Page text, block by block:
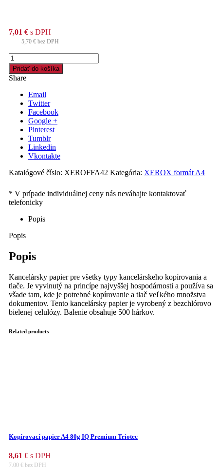
7,01 € s DPH
5,70 € bez DPH
množstvo
Xerografický
papier
A4
Office
Pridať do košíka
Share
Email
Twitter
Facebook
Google +
Pinterest
Tumblr
Linkedin
Vkontakte
Katalógové číslo: XEROFFA42 Kategória: XEROX formát A4
Popis
Popis
Popis
Kancelársky papier pre všetky typy kancelárskeho kopírovania a
tlače. Je vyvinutý na princípe najvyššej hospodárnosti a používa sa
všade tam, kde je potrebné kopírovanie a tlač veľkého množstva
dokumentov. Tento kancelársky papier je vyrobený z bezchlórovo
bielenej celulózy. Balenie obsahuje 500 hárkov.
Related products
Kopírovací papier A4 80g IQ Premium Triotec
8,61 € s DPH
7,00 € bez DPH